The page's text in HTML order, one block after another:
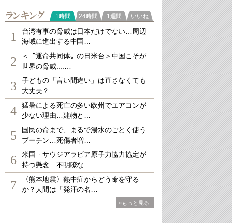
ランキング
1時間 24時間 1週間 いいね
1
台湾有事の脅威は日本だけでない…周辺
海域に進出する中国…
2
＜〝運命共同体〟の日米台＞中国こそが
世界の脅威....…
3
子どもの「言い間違い」は直さなくても
大丈夫？
4
猛暑による死亡の多い欧州でエアコンが
少ない理由…建物と…
5
国民の命まで、まるで湯水のごとく使う
プーチン…死傷者増…
6
米国・サウジアラビア原子力協力協定が
持つ懸念…不明瞭な…
7
〈熊本地震〉熱中症からどう命を守る
か？人間は「発汗の名…
»もっと見る